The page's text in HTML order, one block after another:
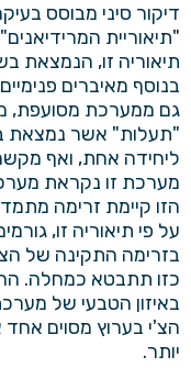
דיקור סיני מבוסס
"תיאוריית
תיאוריה זו, הנמצאת
בנוסף מאיברים
גם ממערכת מסועפת,
"תעלות" אשר נמצאת
ליחידה אחת, ואף
מערכת זו נקראת
הזו קיימת זרימה
על פי תיאוריה זו,
בזרימה התקינה של
כזו תתבטא כמחלה.
באיזון הטבעי של
הצ'י בערוץ מסוים אחד
יותר.